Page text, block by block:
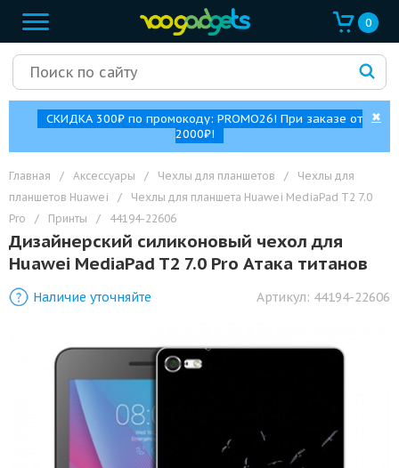
0
СКИДКА 300₽ по промокоду: PROMO26! При заказе от
2000₽!
✖
Главная / Аксессуары / Чехлы для планшетов /
Чехлы для
планшетов Huawei
/
Чехлы для планшета Huawei MediaPad T2 7.0
Pro
/ Принты / 44194-22606
Дизайнерский силиконовый чехол для
Huawei MediaPad T2 7.0 Pro Атака титанов
Наличие уточняйте Артикул: 44194-22606